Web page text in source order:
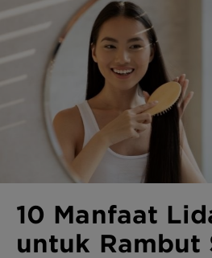
10 Manfaat
untuk Rambut